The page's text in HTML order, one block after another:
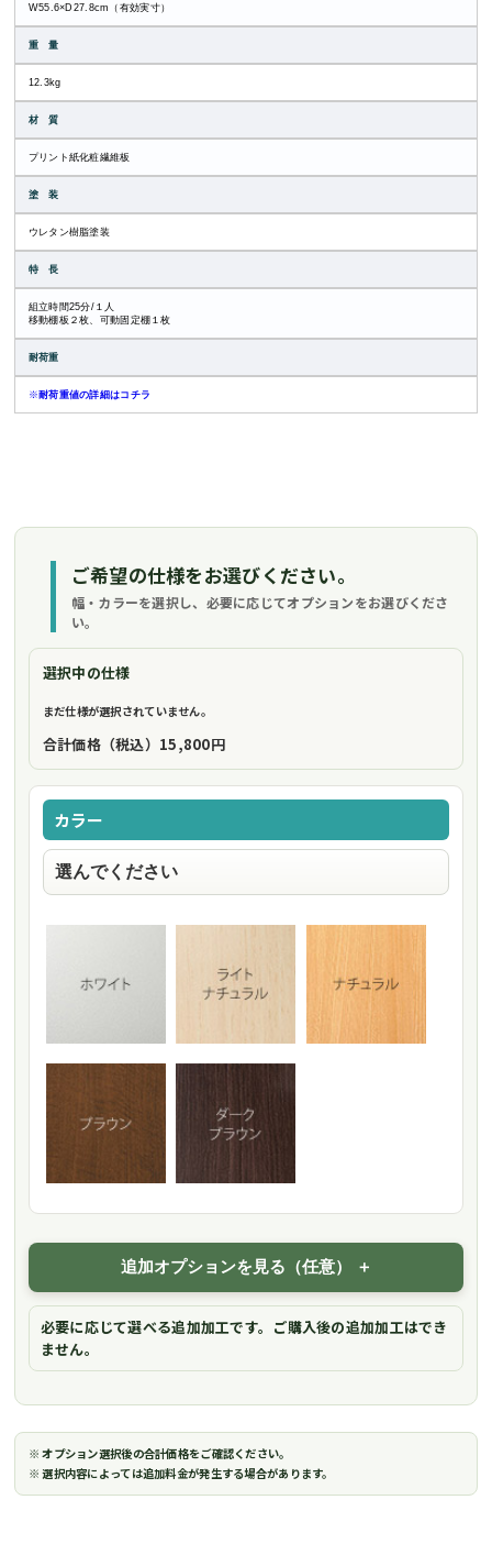
W55.6×D27.8cm（有効実寸）
重 量
12.3kg
材 質
プリント紙化粧繊維板
塗 装
ウレタン樹脂塗装
特 長
組立時間25分/１人
移動棚板２枚、可動固定棚１枚
耐荷重
※耐荷重値の詳細はコチラ
ご希望の仕様をお選びください。
幅・カラーを選択し、必要に応じてオプションをお選びくださ
い。
選択中の仕様
まだ仕様が選択されていません。
合計価格（税込） 15,800円
カラー
追加オプションを見る（任意）
必要に応じて選べる追加加工です。ご購入後の追加加工はでき
ません。
※ オプション選択後の合計価格をご確認ください。
※ 選択内容によっては追加料金が発生する場合があります。